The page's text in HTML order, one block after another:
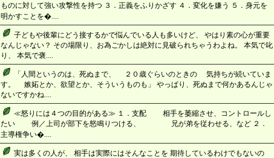
ものに対して強い攻撃性を持つ ３．正義をふりかざす ４．変化を嫌う ５．身元を
明かすことを�....
子どもや後輩にどう接するかで悩んでいる人も多いけど、 やはり素の心が重要
なんじゃない？ その場限り、お為ごかしは絶対に見破られちゃうわよね。 本気で叱
り、 本気で褒....
「人間というのは、死ぬまで、 ２０歳ぐらいのときの 気持ちが続いていま
す。 嫉妬とか、欲望とか、そういうものも」 やっぱり、死ぬまで何かあるんじゃ
ないですかね....
≪怒りには４つの目的がある≫ １．支配 相手を萎縮させ、コントロールし
たい 例／上司が部下を怒鳴りつける、 兄が弟を従わせる、など ２．
主導権争い�....
実は多くの人が、 相手は実際にはそんなことを 期待しているわけでもないの